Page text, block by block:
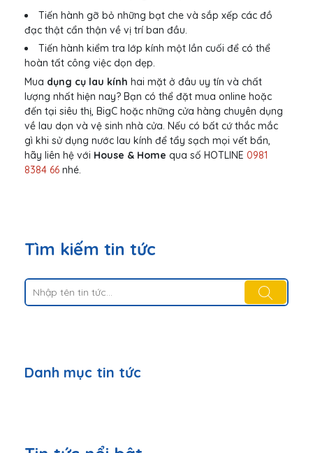
Tiến hành gỡ bỏ những bạt che và sắp xếp các đồ
đạc thật cẩn thận về vị trí ban đầu.
Tiến hành kiểm tra lớp kính một lần cuối để có thể
hoàn tất công việc dọn dẹp.
Mua dụng cụ lau kính hai mặt ở đâu uy tín và chất
lượng nhất hiện nay? Bạn có thể đặt mua online hoặc
đến tại siêu thị, BigC hoặc những cửa hàng chuyên dụng
về lau dọn và vệ sinh nhà cửa. Nếu có bất cứ thắc mắc
gì khi sử dụng nước lau kính để tẩy sạch mọi vết bẩn,
hãy liên hệ với House & Home qua số HOTLINE 0981
8384 66 nhé.
Tìm kiếm tin tức
Danh mục tin tức